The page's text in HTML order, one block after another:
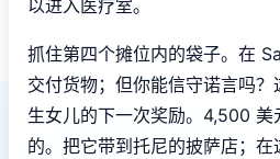
以进入医疗室。
抓住第四个摊位内的袋子。在
交付货物；但你能信守诺言吗
生女儿的下一次奖励。4,500 美
的。把它带到托尼的披萨店；